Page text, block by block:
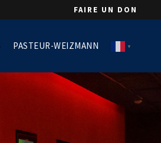
FAIRE UN DON
▼
PASTEUR-WEIZMANN